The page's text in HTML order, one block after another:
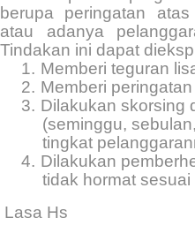
berupa peringatan
atau adanya
Tindakan ini dapat
1. Memberi teguran
2. Memberi
3. Dilakukan skorsing
(seminggu,
tingkat
4. Dilakukan
tidak hormat
Lasa Hs